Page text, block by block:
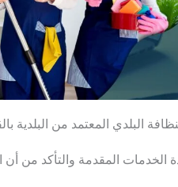
البلدي المعتمد من البلدية
المقدمة والتأكد من أن